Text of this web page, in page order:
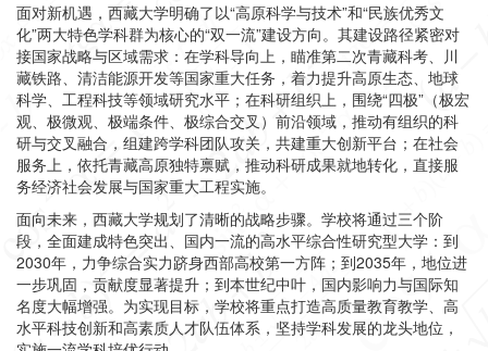
面对新机遇， 西藏大学明确了以“高原科学与技术”和“民族优秀文
化”两大特色学科群为核心的“双一流”建设方向。其建设路径紧密对
接国家战略与区域需求： 在学科导向上，瞄准第二次青藏科考、川
藏铁路、清洁能源开发等国家重大任务，着力提升高原生态、地球
科学、工程科技等领域研究水平 ；在科研组织上，围绕“四极”（极宏
观、极微观、极端条件、极综合交叉）前沿领域，推动有组织的科
研与交叉融合，组建跨学科团队攻关，共建重大创新平台；在社会
服务上，依托青藏高原独特禀赋，推动科研成果就地转化，直接服
务经济社会发展与国家重大工程实施。
面向未来，西藏大学规划了清晰的战略步骤。学校将通过三个阶
段，全面建成特色突出、国内一流的高水平综合性研究型大学： 到
2030年，力争综合实力跻身西部高校第一方阵；到2035年，地位进
一步巩固，贡献度显著提升；到本世纪中叶，国内影响力与国际知
名度大幅增强。为实现目标，学校将重点打造高质量教育教学、高
水平科技创新和高素质人才队伍体系，坚持学科发展的龙头地位，